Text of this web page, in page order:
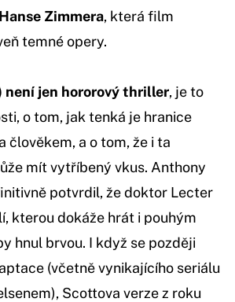
Zimmera, která film
temné opery.
není jen hororový thriller, je to
o tom, jak tenká je hranice
člověkem, a o tom, že i ta
mít vytříbený vkus. Anthony
potvrdil, že doktor Lecter
kterou dokáže hrát i pouhým
hnul brvou. I když se později
(včetně vynikajícího seriálu
Scottova verze z roku